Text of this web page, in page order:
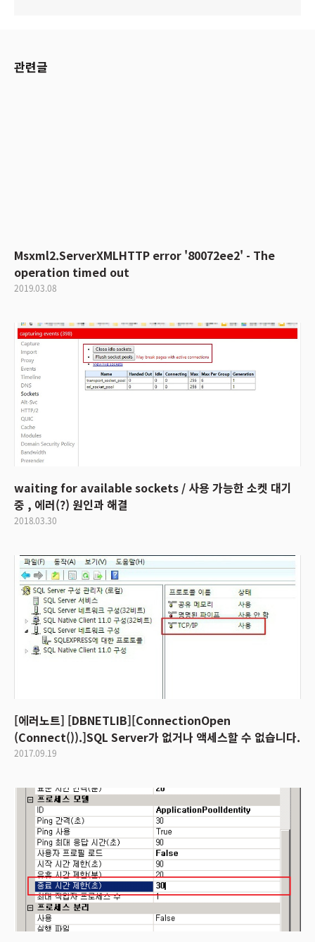
관련글
Msxml2.ServerXMLHTTP error '80072ee2' - The
operation timed out
2019.03.08
waiting for available sockets / 사용 가능한 소켓 대기
중 , 에러(?) 원인과 해결
2018.03.30
[에러노트] [DBNETLIB][ConnectionOpen
(Connect()).]SQL Server가 없거나 액세스할 수 없습니다.
2017.09.19